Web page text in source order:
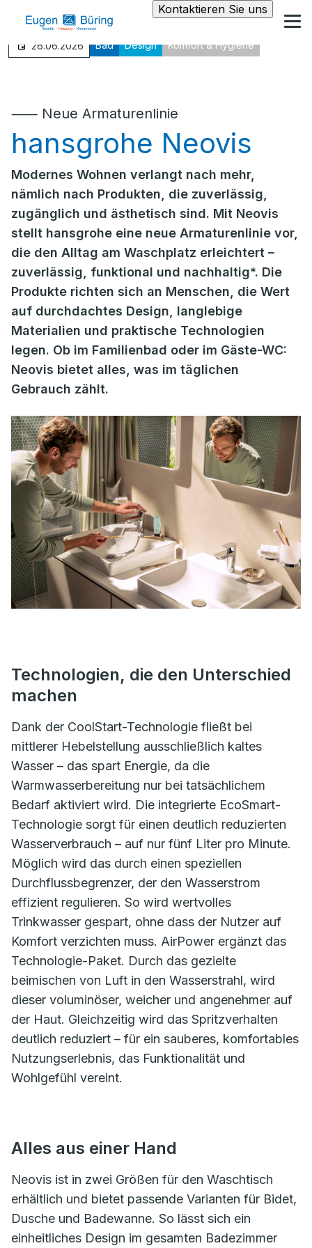
Kontaktieren Sie uns
26.06.2026 Bad Design Komfort & Hygiene
⸺ Neue Armaturenlinie
hansgrohe Neovis
Modernes Wohnen verlangt nach mehr,
nämlich nach Produkten, die zuverlässig,
zugänglich und ästhetisch sind. Mit Neovis
stellt hansgrohe eine neue Armaturenlinie vor,
die den Alltag am Waschplatz erleichtert –
zuverlässig, funktional und nachhaltig*. Die
Produkte richten sich an Menschen, die Wert
auf durchdachtes Design, langlebige
Materialien und praktische Technologien
legen. Ob im Familienbad oder im Gäste-WC:
Neovis bietet alles, was im täglichen
Gebrauch zählt.
Technologien, die den Unterschied
machen
Dank der CoolStart-Technologie fließt bei
mittlerer Hebelstellung ausschließlich kaltes
Wasser – das spart Energie, da die
Warmwasserbereitung nur bei tatsächlichem
Bedarf aktiviert wird. Die integrierte EcoSmart-
Technologie sorgt für einen deutlich reduzierten
Wasserverbrauch – auf nur fünf Liter pro Minute.
Möglich wird das durch einen speziellen
Durchflussbegrenzer, der den Wasserstrom
effizient regulieren. So wird wertvolles
Trinkwasser gespart, ohne dass der Nutzer auf
Komfort verzichten muss. AirPower ergänzt das
Technologie-Paket. Durch das gezielte
beimischen von Luft in den Wasserstrahl, wird
dieser voluminöser, weicher und angenehmer auf
der Haut. Gleichzeitig wird das Spritzverhalten
deutlich reduziert – für ein sauberes, komfortables
Nutzungserlebnis, das Funktionalität und
Wohlgefühl vereint.
Alles aus einer Hand
Neovis ist in zwei Größen für den Waschtisch
erhältlich und bietet passende Varianten für Bidet,
Dusche und Badewanne. So lässt sich ein
einheitliches Design im gesamten Badezimmer